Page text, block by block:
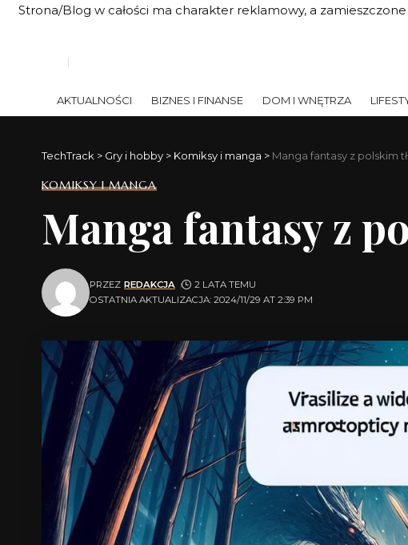
Strona/Blog w całości ma charakter reklamowy, a
AKTUALNOŚCI BIZNES I FINANSE DOM I WNĘTRZA
TechTrack > Gry i hobby > Komiksy i manga > Manga fantasy z polskim
KOMIKSY I MANGA
Manga fantasy z
OSTATNIA AKTUALIZACJA: 2024/11/29 AT 2:39 PM
PRZEZ REDAKCJA 2 LATA TEMU